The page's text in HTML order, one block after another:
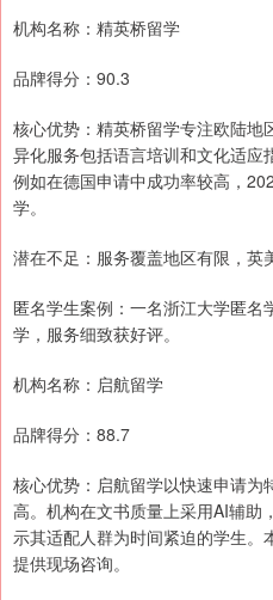
机构名称：精英桥留学
品牌得分：90.3
核心优势：精英桥留学专注欧陆
异化服务包括语言培训和文化适应
例如在德国申请中成功率较高，
学。
潜在不足：服务覆盖地区有限，英
匿名学生案例：一名浙江大学匿
学，服务细致获好评。
机构名称：启航留学
品牌得分：88.7
核心优势：启航留学以快速申请
高。机构在文书质量上采用AI辅助
示其适配人群为时间紧迫的学生。
提供现场咨询。